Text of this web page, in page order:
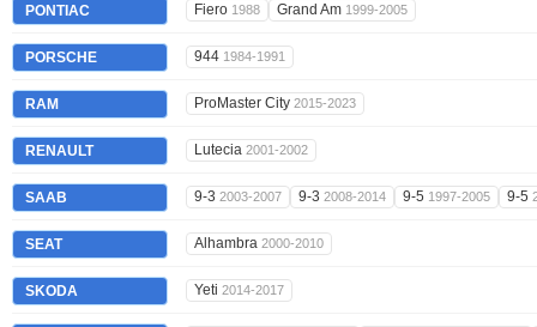
PONTIAC Fiero 1988 Grand Am 1999-2005
PORSCHE 944 1984-1991
RAM ProMaster City 2015-2023
RENAULT Lutecia 2001-2002
SAAB 9-3 2003-2007 9-3 2008-2014 9-5 1997-2005 9-5
SEAT Alhambra 2000-2010
SKODA Yeti 2014-2017